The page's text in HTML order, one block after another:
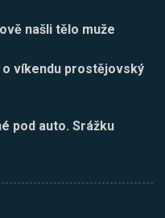
našli tělo muže
víkendu prostějovský
pod auto. Srážku